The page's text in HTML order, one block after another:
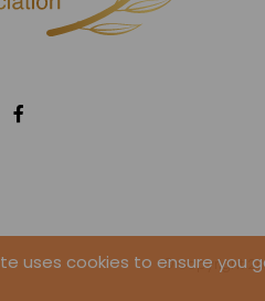
© Copyright
uses cookies to ensure you